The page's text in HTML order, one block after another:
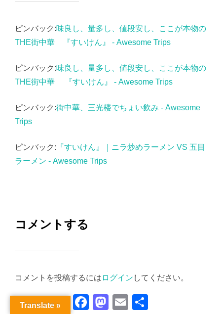
ピンバック:味良し、量多し、値段安し、ここが本物の
THE街中華 『すいけん』 - Awesome Trips
ピンバック:味良し、量多し、値段安し、ここが本物の
THE街中華 『すいけん』 - Awesome Trips
ピンバック:街中華、三光楼でちょい飲み - Awesome
Trips
ピンバック: 『すいけん』｜ニラ炒めラーメン VS 五目
ラーメン - Awesome Trips
コメントする
コメントを投稿するには ログイン してください。
FacebookMastodon
Email
Translate »